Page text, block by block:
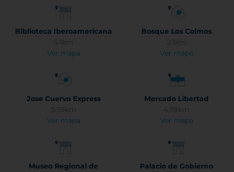
Biblioteca Iberoamericana
4.1km
Ver mapa
Bosque Los Colmos
2.1km
Ver mapa
Jose Cuervo Express
5.59km
Ver mapa
Mercado Libertad
4.79km
Ver mapa
Museo Regional de
Palacio de Gobierno